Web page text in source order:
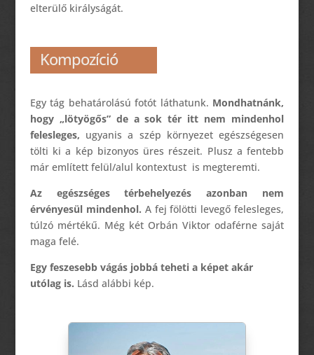
elterülő királyságát.
Kompozíció
Egy tág behatárolású fotót láthatunk. Mondhatnánk,
hogy „lötyögős” de a sok tér itt nem mindenhol
felesleges, ugyanis a szép környezet egészségesen
tölti ki a kép bizonyos üres részeit. Plusz a fentebb
már említett felül/alul kontextust is megteremti.
Az egészséges térbehelyezés azonban nem
érvényesül mindenhol. A fej fölötti levegő felesleges,
túlzó mértékű. Még két Orbán Viktor odaférne saját
maga felé.
Egy feszesebb vágás jobbá teheti a képet akár
utólag is. Lásd alábbi kép.